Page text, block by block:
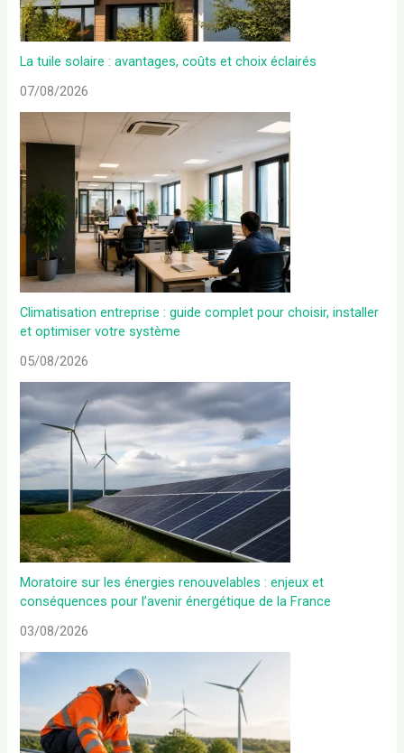
La tuile solaire : avantages, coûts et choix éclairés
07/08/2026
Climatisation entreprise : guide complet pour choisir, installer
et optimiser votre système
05/08/2026
Moratoire sur les énergies renouvelables : enjeux et
conséquences pour l’avenir énergétique de la France
03/08/2026